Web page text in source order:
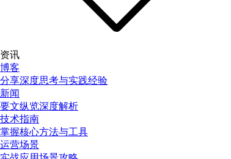
资讯
博客
分享深度思考与实践经验
新闻
要文纵览深度解析
技术指南
掌握核心方法与工具
运营场景